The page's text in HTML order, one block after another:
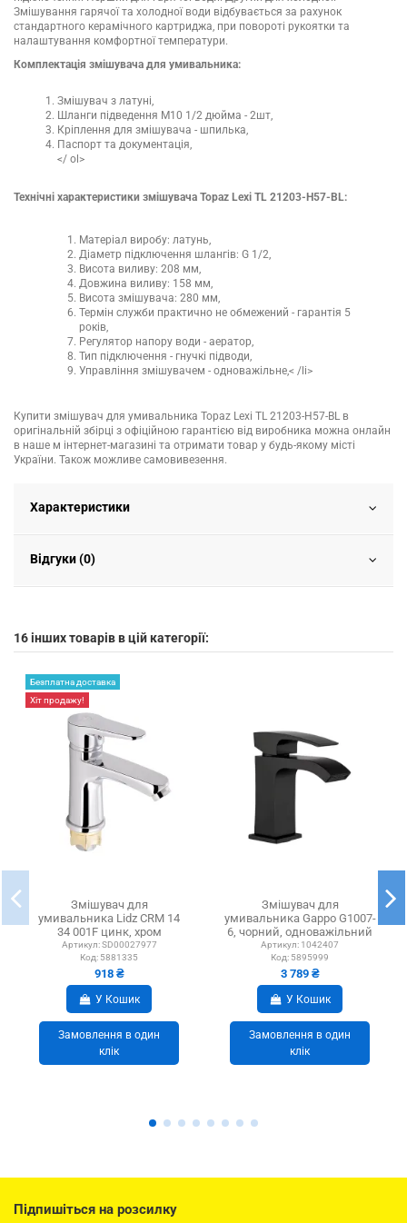
Змішування гарячої та холодної води відбувається за рахунок
стандартного керамічного картриджа, при повороті рукоятки та
налаштування комфортної температури.
Комплектація змішувача для умивальника:
Змішувач з латуні,
Шланги підведення М10 1/2 дюйма - 2шт,
Кріплення для змішувача - шпилька,
Паспорт та документація,
</ ol>
Технічні характеристики змішувача Topaz Lexi TL 21203-H57-BL:
Матеріал виробу: латунь,
Діаметр підключення шлангів: G 1/2,
Висота виливу: 208 мм,
Довжина виливу: 158 мм,
Висота змішувача: 280 мм,
Термін служби практично не обмежений - гарантія 5
років,
Регулятор напору води - аератор,
Тип підключення - гнучкі підводи,
Управління змішувачем - одноважільне,< /li>
Купити змішувач для умивальника Topaz Lexi TL 21203-H57-BL в
оригінальній збірці з офіційною гарантією від виробника можна онлайн
в наше м інтернет-магазині та отримати товар у будь-якому місті
України. Також можливе самовивезення.
Характеристики
Відгуки (0)
16 інших товарів в цій категорії:
Безплатна доставка
Хіт продажу!
Змішувач для
умивальника Lidz CRM 14
34 001F цинк, хром
Артикул: SD00027977
Код: 5881335
918 ₴
У Кошик
Замовлення в один
клік
Змішувач для
умивальника Gappo G1007-
6, чорний, одноважільний
Артикул: 1042407
Код: 5895999
3 789 ₴
У Кошик
Замовлення в один
клік
Підпишіться на розсилку